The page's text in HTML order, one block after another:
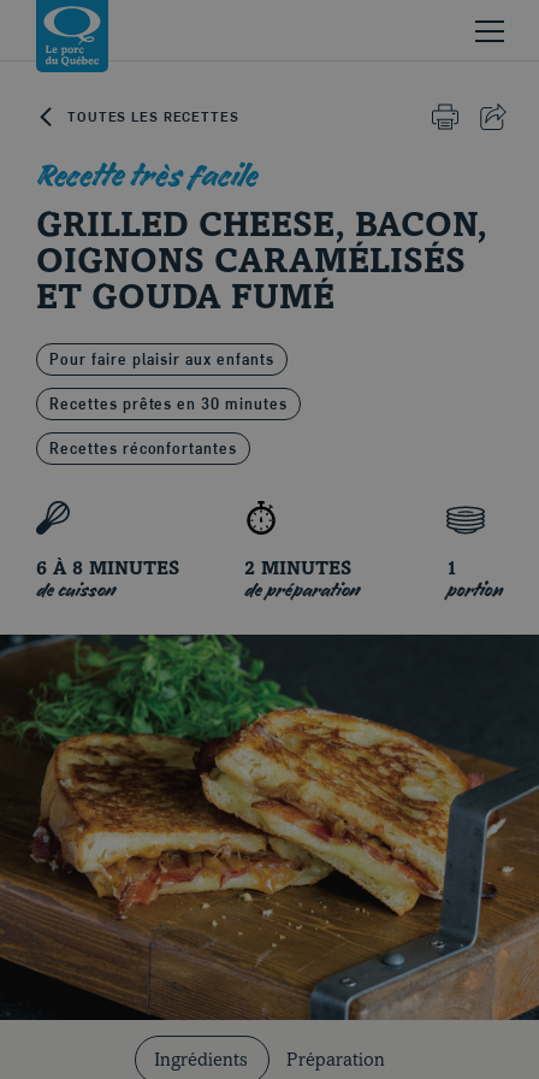
Skip to content
Revenir à la page d’accueil
Le porc d'ici
Nos recettes
TOUTES LES RECETTES IMPRIMER
Recette très facile
GRILLED CHEESE, BACON,
OIGNONS CARAMÉLISÉS
ET GOUDA FUMÉ
Pour faire plaisir aux enfants
Recettes prêtes en 30 minutes
Recettes réconfortantes
6 À 8 MINUTES
de cuisson
2 MINUTES
de préparation
1
portion
Ingrédients Préparation